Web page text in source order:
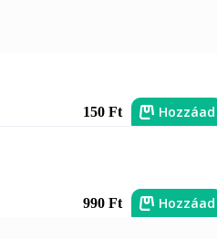
150 Ft Hozzáad
990 Ft Hozzáad